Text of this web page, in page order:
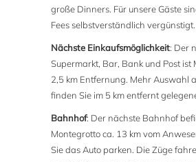
große Dinners. Für unsere Gäste
Fees selbstverständlich vergünstigt.
Nächste Einkaufsmöglichkeit: Der
Supermarkt, Bar, Bank und Post ist
2,5 km Entfernung. Mehr Auswahl
finden Sie im 5 km entfernt
Bahnhof: Der nächste Bahnhof
Montegrotto ca. 13 km vom
Sie das Auto parken. Die Züge